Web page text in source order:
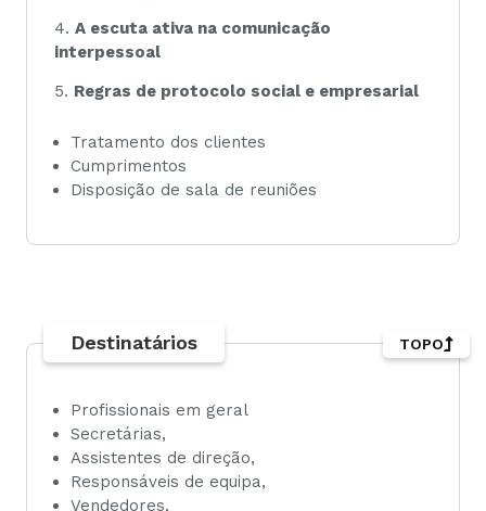
4. A escuta ativa na comunicação
interpessoal
5. Regras de protocolo social e empresarial
Tratamento dos clientes
Cumprimentos
Disposição de sala de reuniões
Destinatários
Profissionais em geral
Secretárias,
Assistentes de direção,
Responsáveis de equipa,
Vendedores,
TOPO